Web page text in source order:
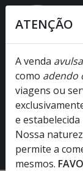
Zayn
10/10/2026
Nubank Parque
► Não
Sujeito a
ATENÇÃO
A venda avulsa
como adendo
viagens ou
e
Nossa
permite a
mesmos.